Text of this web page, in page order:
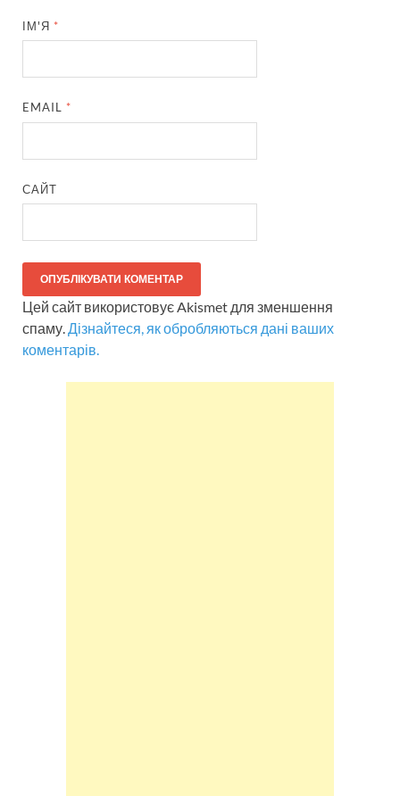
ІМ'Я *
EMAIL *
САЙТ
Цей сайт використовує Akismet для зменшення
спаму.Дізнайтеся, як обробляються дані ваших
коментарів.